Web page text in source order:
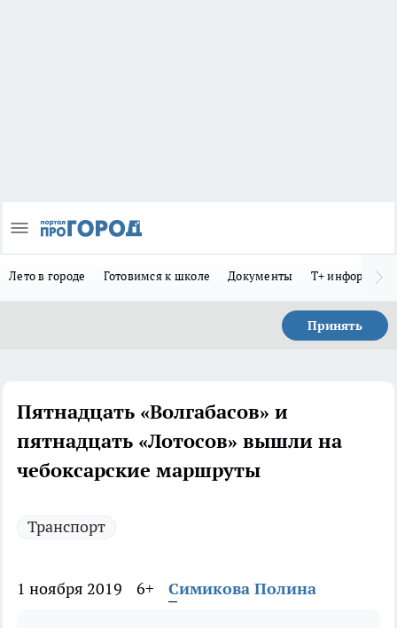
Лето в городе Готовимся к школе Документы Т+
Принять
Пятнадцать «Волгабасов» и
пятнадцать «Лотосов» вышли на
чебоксарские маршруты
Транспорт
1 ноября 2019 6+ Симикова Полина